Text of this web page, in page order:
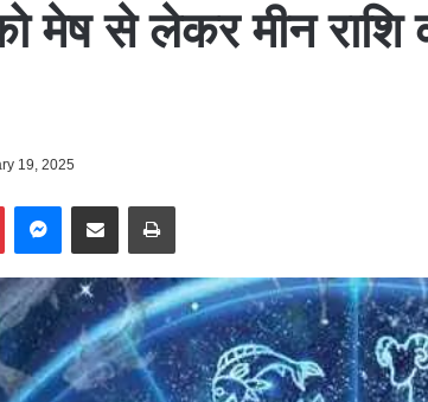
मेष से लेकर मीन राशि
19, 2025